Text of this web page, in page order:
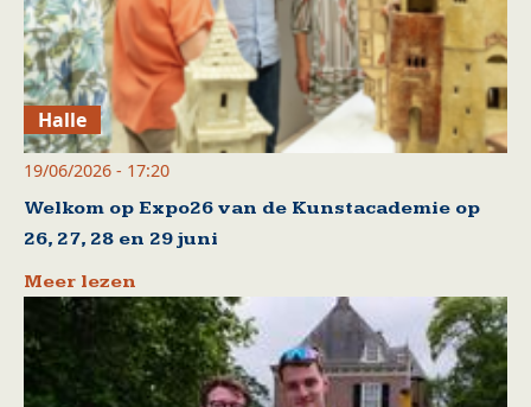
Halle
19/06/2026 - 17:20
Welkom op Expo26 van de Kunstacademie op
26, 27, 28 en 29 juni
Meer lezen